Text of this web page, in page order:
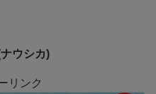
ウシカ)
リンク